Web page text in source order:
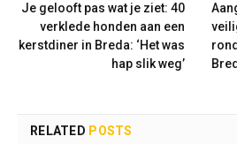
Je gelooft pas wat je ziet: 40
verklede honden aan een
kerstdiner in Breda: ‘Het was
hap slik weg’
RELATED POSTS